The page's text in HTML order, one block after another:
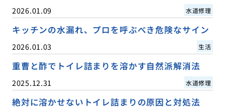
2026.01.09 水道修理
キッチンの水漏れ、プロを呼ぶべき危険なサイン
2026.01.03 生活
重曹と酢でトイレ詰まりを溶かす自然派解消法
2025.12.31 水道修理
絶対に溶かせないトイレ詰まりの原因と対処法